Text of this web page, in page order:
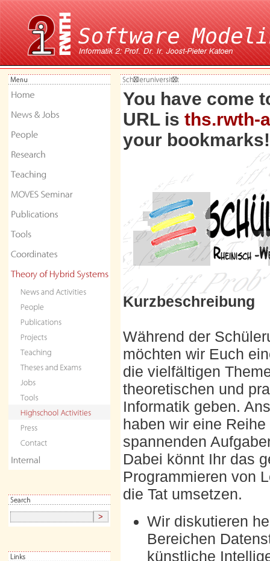
You have come
URL is ths.rwth-
your bookmarks!
Kurzbeschreibung
Während der
möchten wir Euch
die vielfältigen
theoretischen und
Informatik geben.
haben wir eine Reihe
spannenden
Dabei könnt Ihr das
Programmieren von
die Tat umsetzen.
Wir diskutieren
Bereichen
künstliche